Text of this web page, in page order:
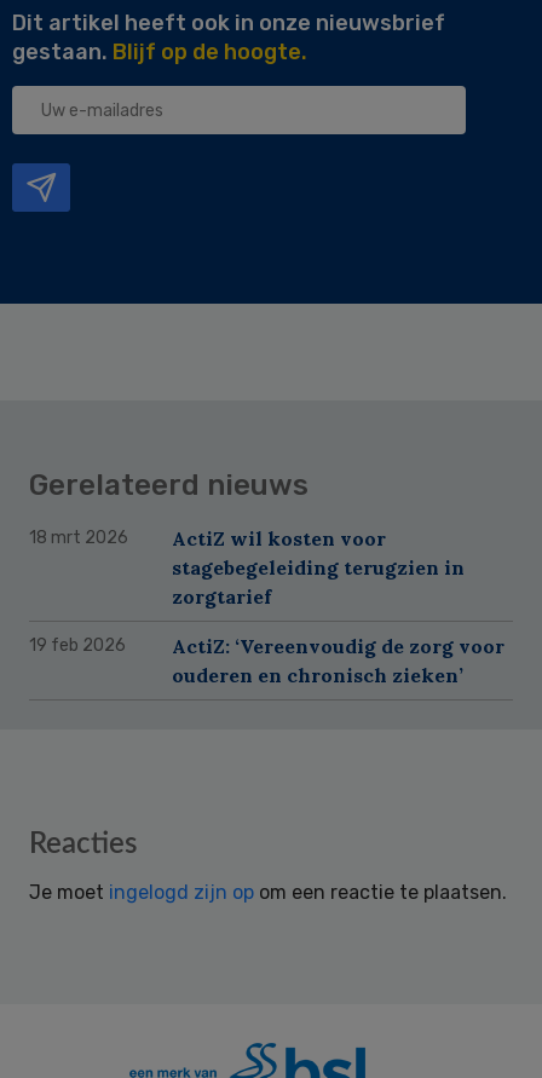
Dit artikel heeft ook in onze nieuwsbrief
gestaan. Blijf op de hoogte.
Uw
Gerelateerd nieuws
18 mrt 2026
ActiZ wil kosten voor
stagebegeleiding terugzien in
zorgtarief
19 feb 2026
ActiZ: ‘Vereenvoudig de zorg voor
ouderen en chronisch zieken’
Reader
Reacties
Je moet ingelogd zijn op om een reactie te plaatsen.